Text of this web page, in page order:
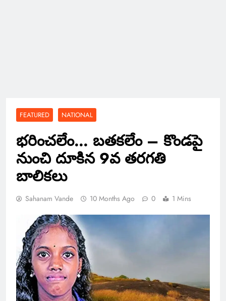
FEATURED NATIONAL
భరించలేం… బతకలేం – కొండపై
నుంచి దూకిన 9వ తరగతి
బాలికలు
Sahanam Vande 10 Months Ago 0 1 Mins